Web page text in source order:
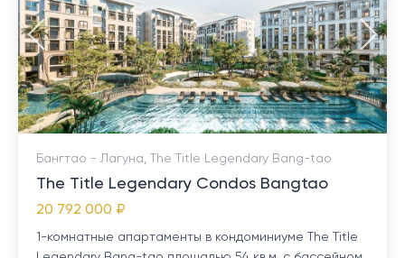
Бангтао - Лагуна, The Title Legendary Bang-tao
The Title Legendary Condos Bangtao
20 792 000 ₽
1-комнатные апартаменты в кондоминиуме The Title